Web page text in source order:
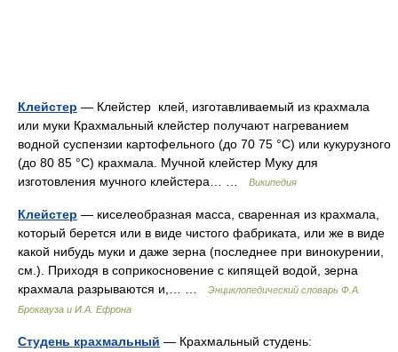
Клейстер — Клейстер клей, изготавливаемый из крахмала
или муки Крахмальный клейстер получают нагреванием
водной суспензии картофельного (до 70 75 °С) или кукурузного
(до 80 85 °С) крахмала. Мучной клейстер Муку для
изготовления мучного клейстера… …
Википедия
Клейстер — киселеобразная масса, сваренная из крахмала,
который берется или в виде чистого фабриката, или же в виде
какой нибудь муки и даже зерна (последнее при винокурении,
см.). Приходя в соприкосновение с кипящей водой, зерна
крахмала разрываются и,… …
Энциклопедический словарь Ф.А.
Брокгауза и И.А. Ефрона
Студень крахмальный — Крахмальный студень: